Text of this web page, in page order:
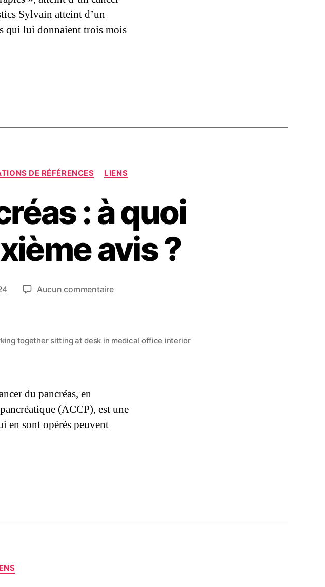
Sylvain atteint d’un
qui lui donnaient trois mois
DE RÉFÉRENCES LIENS
: à quoi
avis ?
Aucun commentaire
together sitting at desk in medical office interior
du pancréas, en
(ACCP), est une
en sont opérés peuvent